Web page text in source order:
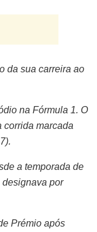
da sua carreira ao
na Fórmula 1. O
corrida marcada
a temporada de
por
Prémio após